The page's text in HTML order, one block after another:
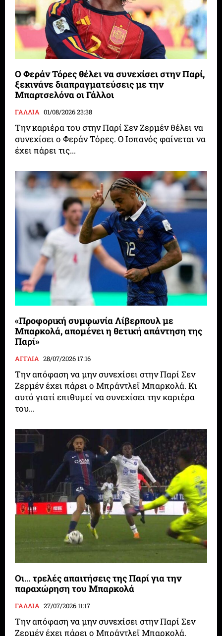
Ο Φεράν Τόρες θέλει να συνεχίσει στην Παρί,
ξεκινάνε διαπραγματεύσεις με την
Μπαρτσελόνα οι Γάλλοι
ΓΑΛΛΙΑ 01/08/2026 23:38
Την καριέρα του στην Παρί Σεν Ζερμέν θέλει να
συνεχίσει ο Φεράν Τόρες. Ο Ισπανός φαίνεται να
έχει πάρει τις...
«Προφορική συμφωνία Λίβερπουλ με
Μπαρκολά, απομένει η θετική απάντηση της
Παρί»
ΑΓΓΛΙΑ 28/07/2026 17:16
Την απόφαση να μην συνεχίσει στην Παρί Σεν
Ζερμέν έχει πάρει ο Μπράντλεϊ Μπαρκολά. Κι
αυτό γιατί επιθυμεί να συνεχίσει την καριέρα
του...
Οι… τρελές απαιτήσεις της Παρί για την
παραχώρηση του Μπαρκολά
ΓΑΛΛΙΑ 27/07/2026 11:17
Την απόφαση να μην συνεχίσει στην Παρί Σεν
Ζερμέν έχει πάρει ο Μπράντλεϊ Μπαρκολά.